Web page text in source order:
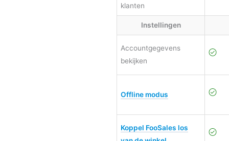
klanten
Instellingen
Accountgegevens
bekijken
Offline modus
Koppel FooSales los